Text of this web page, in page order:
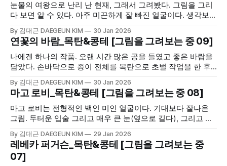
눈물의 여왕으로 난리 난 현재, 그래서 그려봤다. 그림을 그리
다 보면 알 수 있다. 아주 미끈하게 잘 빠진 얼굴이다. 생각보다
By 김대근 DAEGEUN KIM 30 Jan 2026
연꽃의 바람_목탄&콩테 [그림을 그려보는 중 09]
나에겐 하나의 작품. 오랜 시간 많은 공을 들였고 좋은 바람을
담았다. 손바닥으로 종이 전체를 목탄으로 초벌 작업을 한 후
현했다.
By 김대근 DAEGEUN KIM 30 Jan 2026
마고 로비_목탄&콩테 [그림을 그려보는 중 08]
마고 로비는 전형적인 백인 미인 얼굴이다. 기대보다 잘나온
그림. 두터운 입술 그리고 매우 큰 눈(옆으로 길다), 그리고 살
았다.
By 김대근 DAEGEUN KIM 29 Jan 2026
레베카 퍼거슨_목탄&콩테 [그림을 그려보는 중
07]